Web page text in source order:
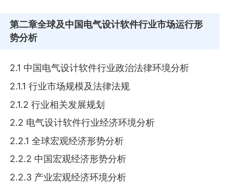
第二章全球及中国电气设计软件行业市场运行形
势分析
2.1 中国电气设计软件行业政治法律环境分析
2.1.1 行业市场规模及法律法规
2.1.2 行业相关发展规划
2.2 电气设计软件行业经济环境分析
2.2.1 全球宏观经济形势分析
2.2.2 中国宏观经济形势分析
2.2.3 产业宏观经济环境分析